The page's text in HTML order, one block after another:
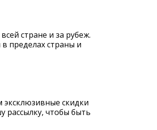
стране и за рубеж.
пределах страны и
скидки
рассылку, чтобы быть